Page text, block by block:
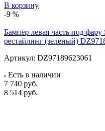
В корзину
-9 %
Бампер левая часть под
рестайлинг (зеленый)
Артикул: DZ97189623061
Есть в наличии
7 740 руб.
8 514 руб.